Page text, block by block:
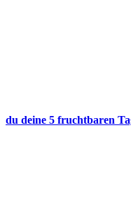
du dei­ne 5 frucht­ba­ren